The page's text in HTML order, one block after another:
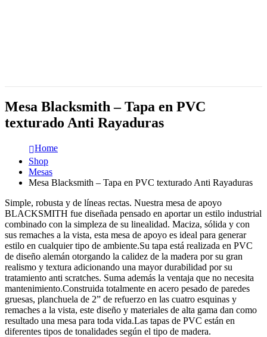
Mesa Blacksmith – Tapa en PVC
texturado Anti Rayaduras
Home
Shop
Mesas
Mesa Blacksmith – Tapa en PVC texturado Anti Rayaduras
Simple, robusta y de líneas rectas. Nuestra mesa de apoyo
BLACKSMITH fue diseñada pensado en aportar un estilo industrial
combinado con la simpleza de su linealidad. Maciza, sólida y con
sus remaches a la vista, esta mesa de apoyo es ideal para generar
estilo en cualquier tipo de ambiente.Su tapa está realizada en PVC
de diseño alemán otorgando la calidez de la madera por su gran
realismo y textura adicionando una mayor durabilidad por su
tratamiento anti scratches. Suma además la ventaja que no necesita
mantenimiento.Construida totalmente en acero pesado de paredes
gruesas, planchuela de 2” de refuerzo en las cuatro esquinas y
remaches a la vista, este diseño y materiales de alta gama dan como
resultado una mesa para toda vida.Las tapas de PVC están en
diferentes tipos de tonalidades según el tipo de madera.